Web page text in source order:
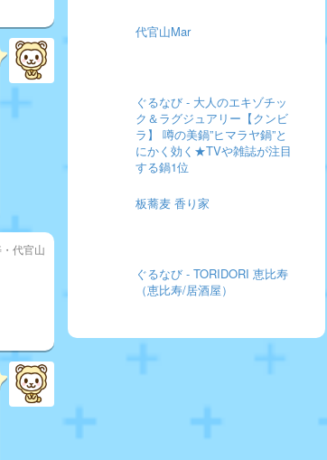
代官山
代官山Mar
ぐるなび - 大人のエキゾチッ
ク＆ラグジュアリー【クンビ
ラ】 噂の美鍋”ヒマラヤ鍋”と
にかく効く★TVや雑誌が注目
する鍋1位
板蕎麦 香り家
ぐるなび - TORIDORI 恵比寿
（恵比寿/居酒屋）